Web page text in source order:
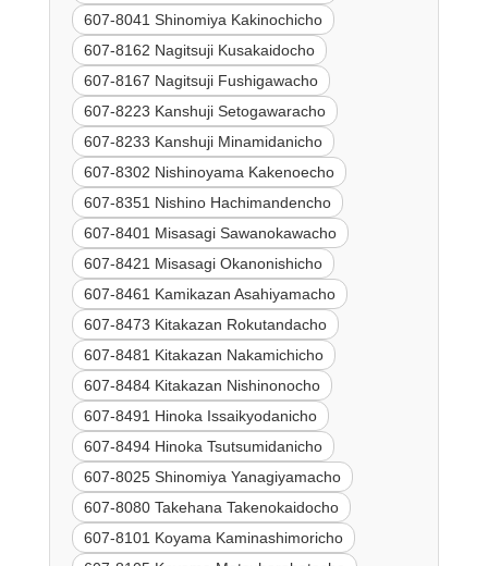
607-8041 Shinomiya Kakinochicho
607-8162 Nagitsuji Kusakaidocho
607-8167 Nagitsuji Fushigawacho
607-8223 Kanshuji Setogawaracho
607-8233 Kanshuji Minamidanicho
607-8302 Nishinoyama Kakenoecho
607-8351 Nishino Hachimandencho
607-8401 Misasagi Sawanokawacho
607-8421 Misasagi Okanonishicho
607-8461 Kamikazan Asahiyamacho
607-8473 Kitakazan Rokutandacho
607-8481 Kitakazan Nakamichicho
607-8484 Kitakazan Nishinonocho
607-8491 Hinoka Issaikyodanicho
607-8494 Hinoka Tsutsumidanicho
607-8025 Shinomiya Yanagiyamacho
607-8080 Takehana Takenokaidocho
607-8101 Koyama Kaminashimoricho